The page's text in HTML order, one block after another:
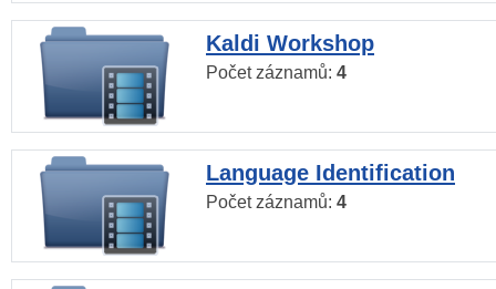
Kaldi Workshop
Počet záznamů: 4
Language Identification
Počet záznamů: 4